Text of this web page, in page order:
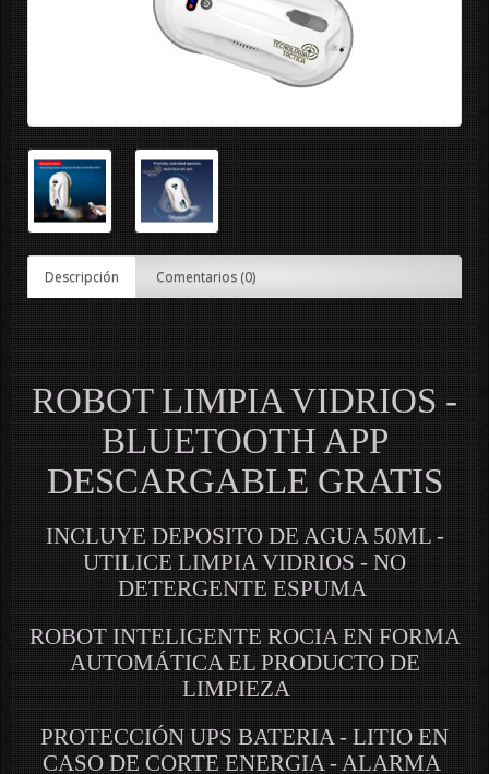
Descripción Comentarios (0)
ROBOT LIMPIA VIDRIOS -
BLUETOOTH APP
DESCARGABLE GRATIS
INCLUYE DEPOSITO DE AGUA 50ML -
UTILICE LIMPIA VIDRIOS - NO
DETERGENTE ESPUMA
ROBOT INTELIGENTE ROCIA EN FORMA
AUTOMÁTICA EL PRODUCTO DE
LIMPIEZA
PROTECCIÓN UPS BATERIA - LITIO EN
CASO DE CORTE ENERGIA - ALARMA